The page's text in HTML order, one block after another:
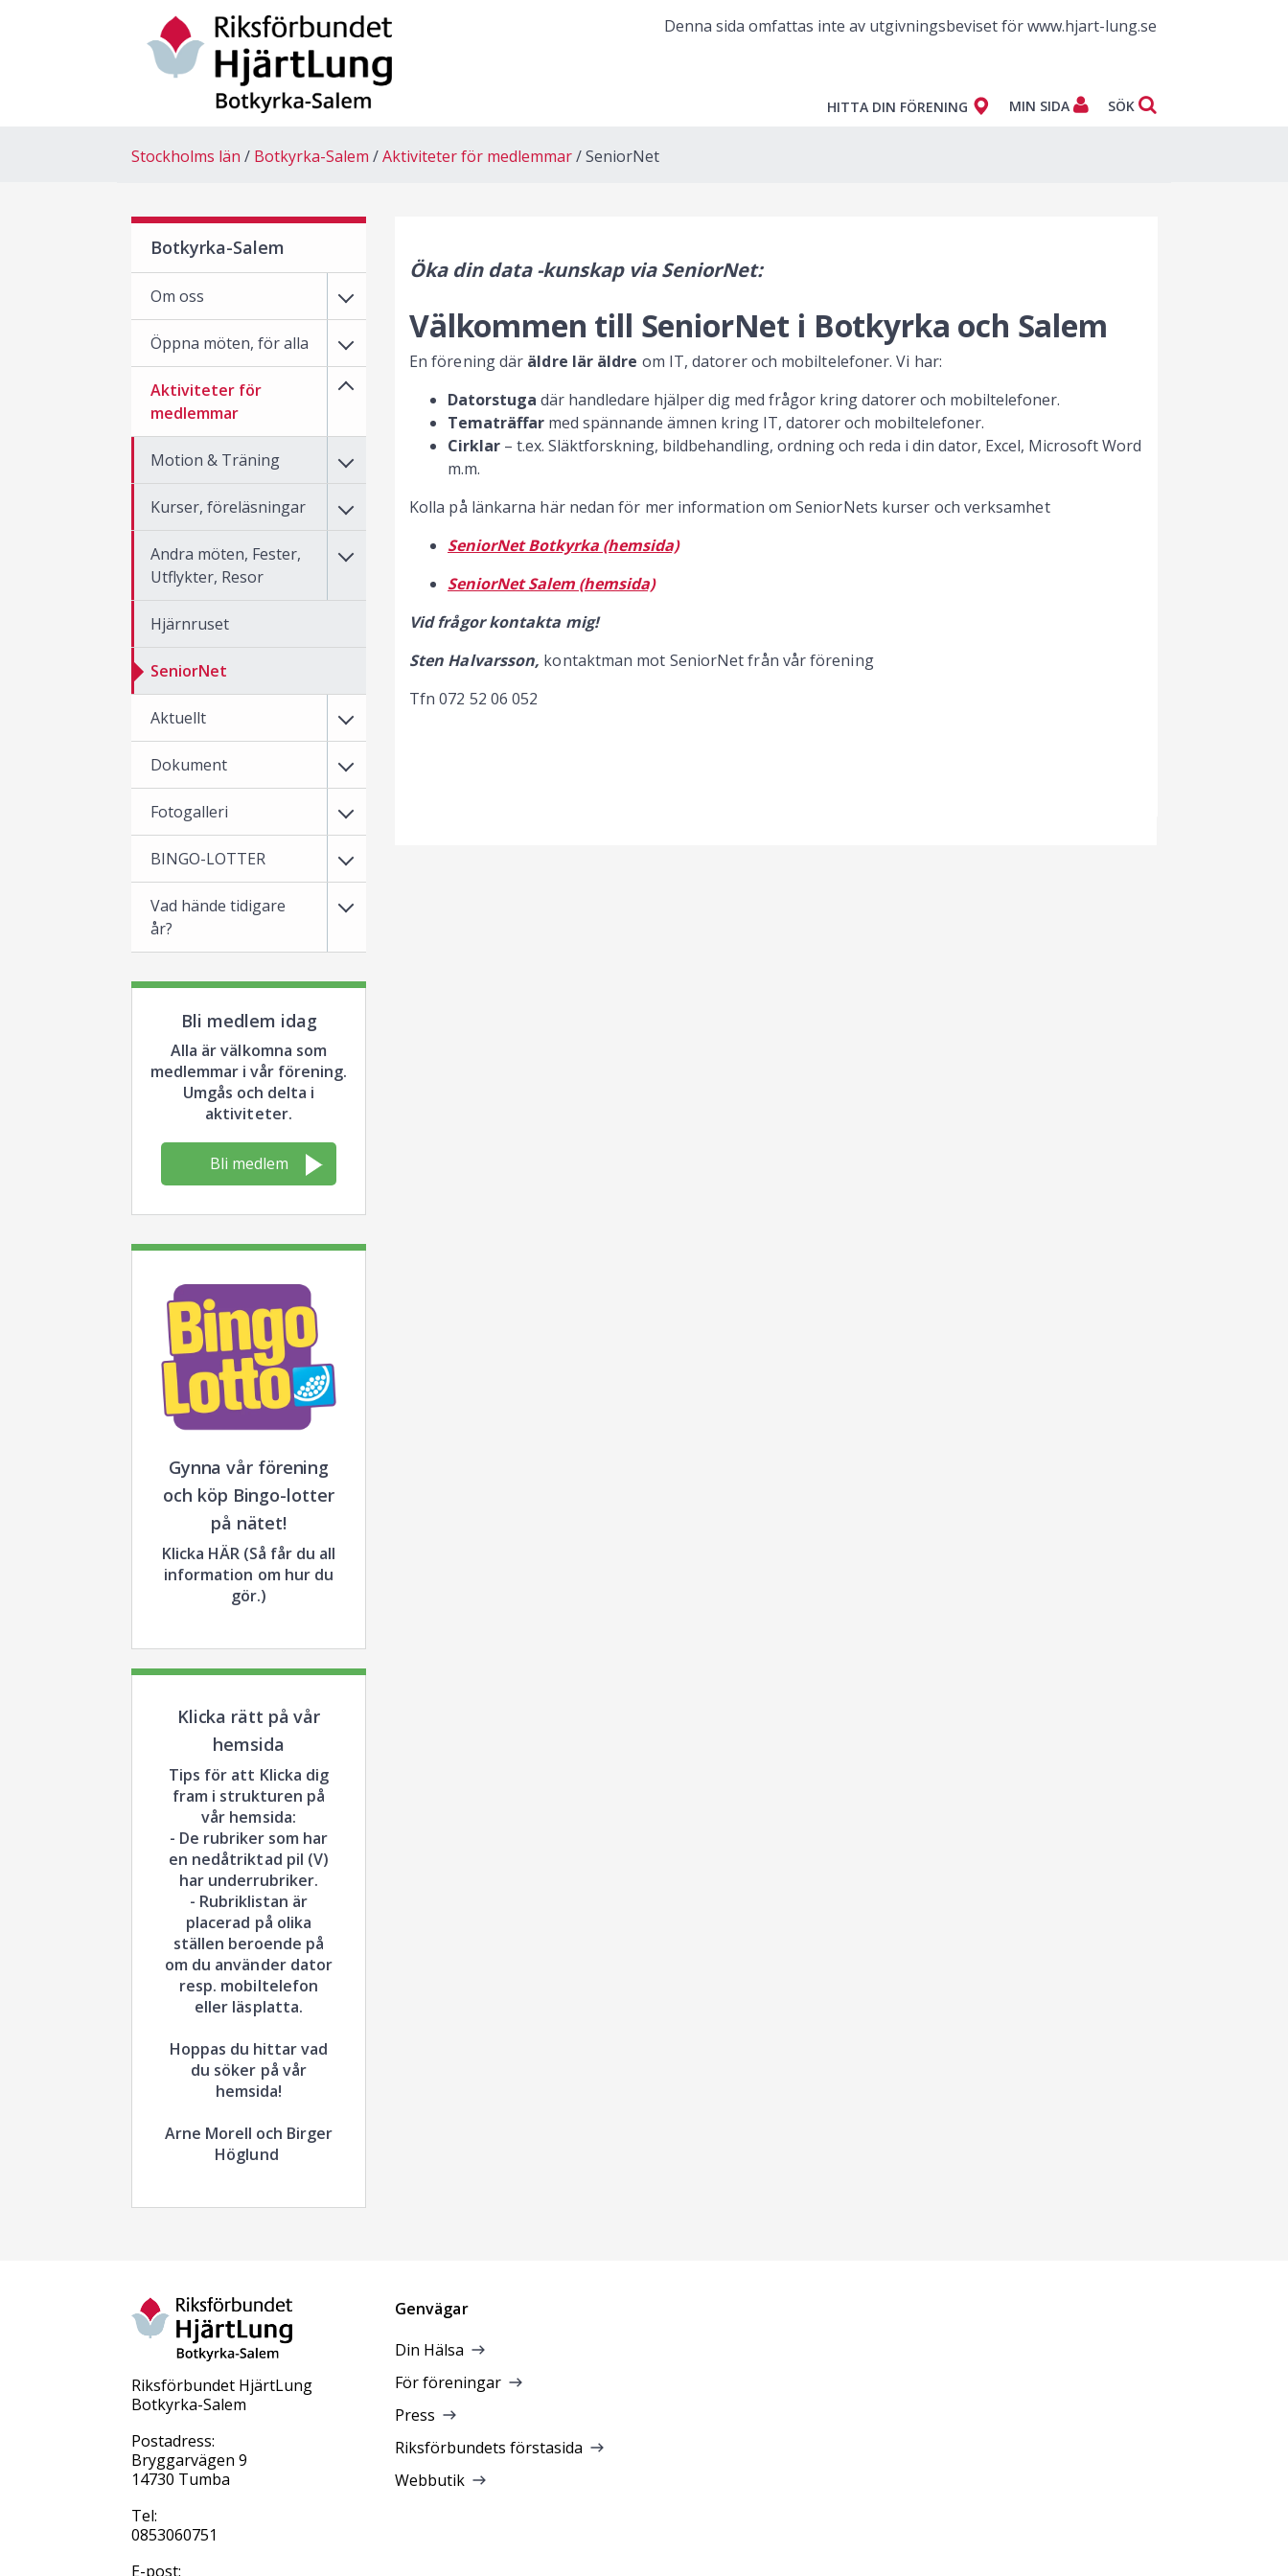
Denna sida omfattas inte av utgivningsbeviset för www.hjart-lung.se
HITTA DIN FÖRENING MIN SIDA SÖK
Stockholms län Botkyrka-Salem Aktiviteter för medlemmar SeniorNet
Öka din data -kunskap via SeniorNet:
Välkommen till SeniorNet i Botkyrka och Salem
En förening där äldre lär äldre om IT, datorer och mobiltelefoner. Vi har:
Datorstuga där handledare hjälper dig med frågor kring datorer och mobiltelefoner.
Tematräffar med spännande ämnen kring IT, datorer och mobiltelefoner.
Cirklar – t.ex. Släktforskning, bildbehandling, ordning och reda i din dator, Excel, Microsoft Word
m.m.
Kolla på länkarna här nedan för mer information om SeniorNets kurser och verksamhet
SeniorNet Botkyrka (hemsida)
SeniorNet Salem (hemsida)
Vid frågor kontakta mig!
Sten Halvarsson, kontaktman mot SeniorNet från vår förening
Tfn 072 52 06 052
Botkyrka-Salem
Om oss
Öppna möten, för alla
Aktiviteter för
medlemmar
Motion & Träning
Kurser, föreläsningar
Andra möten, Fester,
Utflykter, Resor
Hjärnruset
SeniorNet
Aktuellt
Dokument
Fotogalleri
BINGO-LOTTER
Vad hände tidigare
år?
Bli medlem idag
Alla är välkomna som
medlemmar i vår förening.
Umgås och delta i
aktiviteter.
Bli medlem
Gynna vår förening
och köp Bingo-lotter
på nätet!
Klicka HÄR (Så får du all
information om hur du
gör.)
Klicka rätt på vår
hemsida
Tips för att Klicka dig
fram i strukturen på
vår hemsida:
- De rubriker som har
en nedåtriktad pil (V)
har underrubriker.
- Rubriklistan är
placerad på olika
ställen beroende på
om du använder dator
resp. mobiltelefon
eller läsplatta.
Hoppas du hittar vad
du söker på vår
hemsida!
Arne Morell och Birger
Höglund
Riksförbundet HjärtLung
Botkyrka-Salem
Postadress:
Bryggarvägen 9
14730 Tumba
Tel:
0853060751
E-post:
Genvägar
Din Hälsa
För föreningar
Press
Riksförbundets förstasida
Webbutik